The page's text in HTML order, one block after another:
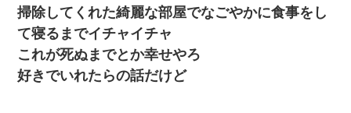
掃除してくれた綺麗な部屋でなごやかに食事をし
て寝るまでイチャイチャ
これが死ぬまでとか幸せやろ
好きでいれたらの話だけど